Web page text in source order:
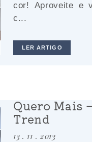
cor! Aproveite e
c...
LER ARTIGO
Quero Mais
Trend
13 . 11 . 2013